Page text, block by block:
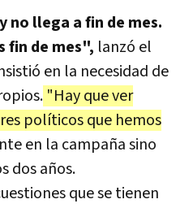
no llega a fin de mes.
fin de mes", lanzó el
en la necesidad de
"Hay que ver
políticos que hemos
en la campaña sino
dos años.
que se tienen